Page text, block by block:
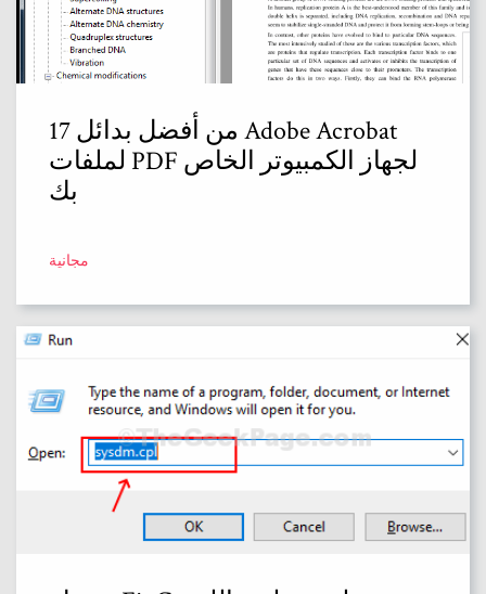
17 من أفضل بدائل Adobe Acrobat
لملفات PDF لجهاز الكمبيوتر الخاص
بك
مجانية